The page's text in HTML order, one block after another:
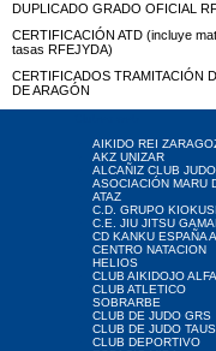
DUPLICADO GRADO OFICIAL
CERTIFICACIÓN ATD (incluye
tasas RFEJYDA)
CERTIFICADOS TRAMITACIÓN
DE ARAGÓN
AIKIDO REI
AKZ UNIZAR
ALCAÑIZ CLUB JUDO
ASOCIACIÓN MARU
ATAZ
C.D. GRUPO
C.E. JIU JITSU
CD KANKU ESPAÑA
CENTRO NATACION
HELIOS
CLUB AIKIDOJO
CLUB ATLETICO
SOBRARBE
CLUB DE JUDO GRS
CLUB DE JUDO
CLUB DEPORTIVO